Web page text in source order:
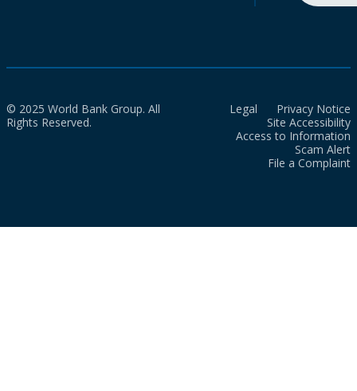
© 2025 World Bank Group. All
Rights Reserved.
Legal
Privacy Notice
Site Accessibility
Access to Information
Scam Alert
File a Complaint